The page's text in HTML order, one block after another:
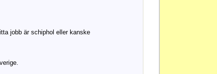
jobb är schiphol eller kanske